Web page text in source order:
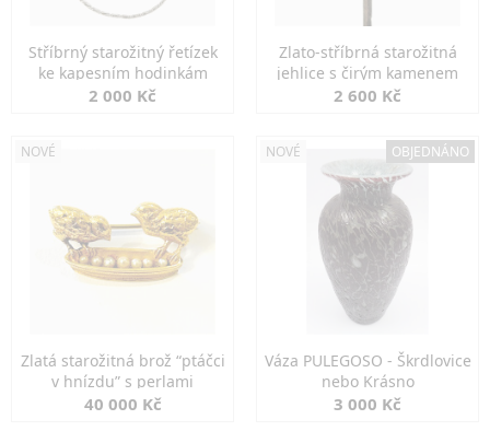
Stříbrný starožitný řetízek
ke kapesním hodinkám
2 000 Kč
Zlato-stříbrná starožitná
jehlice s čirým kamenem
2 600 Kč
NOVÉ
Zlatá starožitná brož “ptáčci
v hnízdu” s perlami
40 000 Kč
NOVÉ OBJEDNÁNO
Váza PULEGOSO - Škrdlovice
nebo Krásno
3 000 Kč